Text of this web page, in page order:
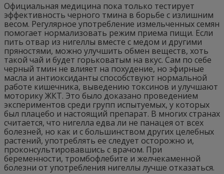
Официальная медицина пока только тестирует
эффективность черного тмина в борьбе с излишним
весом. Регулярное употребление измельченных семян
помогает нормализовать режим приема пищи. Если
пить отвар из нигеллы вместе с медом и другими
пряностями, можно улучшить обмен веществ, хоть
такой чай и будет горьковатым на вкус. Сам по себе
черный тмин не влияет на похудение, но эфирные
масла и антиоксиданты способствуют нормальной
работе кишечника, выведению токсинов и улучшают
моторику ЖКТ. Это было доказано проведением
экспериментов среди групп испытуемых, у которых
был плацебо и настоящий препарат. В многих странах
считается, что нигелла едва ли не панацея от всех
болезней, но как и с большинством других целебных
растений, употреблять ее следует осторожно и,
проконсультировавшись с врачом. При
беременности, тромбофлебите и желчекаменной
болезни от употребления нигеллы лучше отказаться.